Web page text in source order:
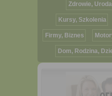
Zdrowie, Uroda
Kursy, Szkolenia
Firmy, Biznes
Dom, Rodzina,